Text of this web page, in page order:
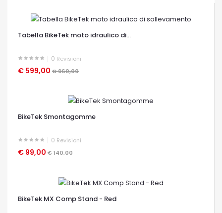
OCCHIATA VELOCE
Tabella BikeTek moto idraulico di...
0 Revisioni
€ 599,00 € 960,00
OCCHIATA VELOCE
BikeTek Smontagomme
0 Revisioni
€ 99,00 € 140,00
OCCHIATA VELOCE
BikeTek MX Comp Stand - Red